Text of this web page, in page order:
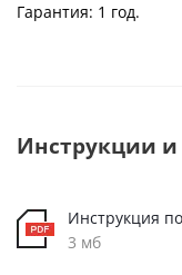
Гарантия: 1 год.
Инструкции
Инструкция
3 мб